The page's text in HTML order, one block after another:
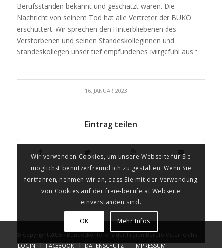
Berufsständen bekannt und geschätzt waren. Die
Nachricht von seinem Tod hat alle Vertreter der BUKO
erschüttert. Wir sprechen den Hinterbliebenen des
Verstorbenen und seinen Standeskolleginnen und
Standeskollegen unser tief empfundenes Mitgefühl aus.“
16. JANUAR 2023
/
Eintrag teilen
© Copyright 2025 - Bundeskonferenz der Freien Berufe Österreichs
LOGIN
FACEBOOK DATENSCHUTZ IMPRESSUM
Wir verwenden Cookies, um unsere Webseite für Sie
möglichst benutzerfreundlich zu gestalten. Wenn Sie
fortfahren, nehmen wir an, dass Sie mit der Verwendung
von Cookies auf der freie-berufe.at Webseite
einverstanden sind.
OK Mehr Infos